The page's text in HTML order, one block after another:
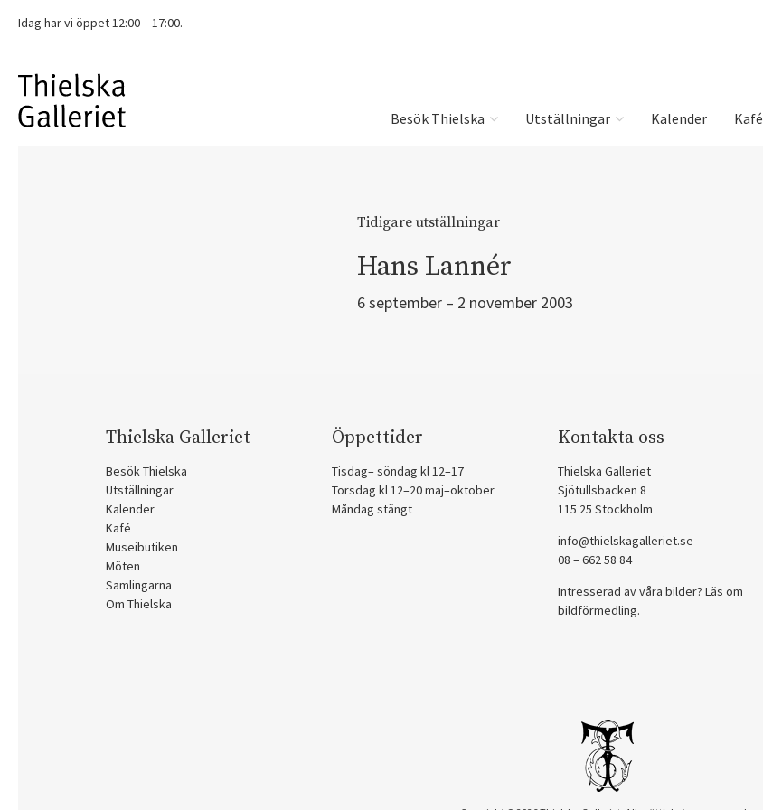
Idag har vi öppet 12:00 – 17:00.
Besök Thielska Utställningar Kalender Kafé
Tidigare utställningar
Hans Lannér
6 september – 2 november 2003
Thielska Galleriet
Besök Thielska
Utställningar
Kalender
Kafé
Museibutiken
Möten
Samlingarna
Om Thielska
Öppettider
Tisdag– söndag kl 12–17
Torsdag kl 12–20 maj–oktober
Måndag stängt
Kontakta oss
Thielska Galleriet
Sjötullsbacken 8
115 25 Stockholm
info@thielskagalleriet.se
08 – 662 58 84
Intresserad av våra bilder? Läs om
bildförmedling.